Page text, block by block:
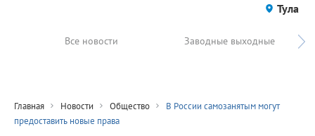
Тула
Все новости Заводные выходные
Главная Новости Общество
В России самозанятым могут
предоставить новые права